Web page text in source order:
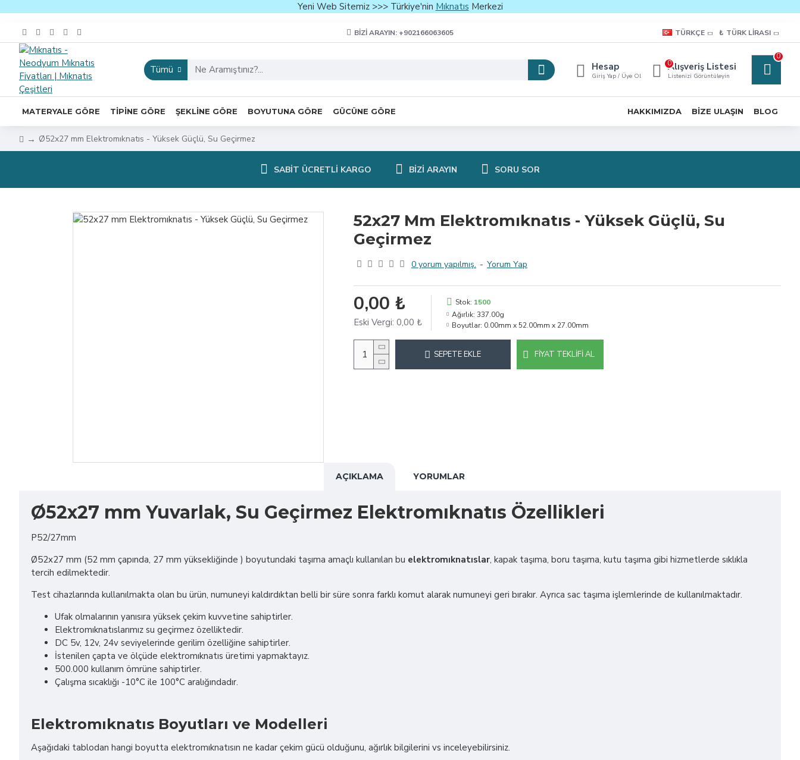
Yeni Web Sitemiz >>> Türkiye'nin Mıknatıs Merkezi
BIZI ARAYIN: +902166063605 TÜRKÇE ₺ TÜRK LIRASI
Tümü Hesap
Giriş Yap / Üye Ol
Alışveriş Listesi
Listenizi Görüntüleyin
0
0
MATERYALE GÖRE TIPINE GÖRE ŞEKLINE GÖRE BOYUTUNA GÖRE GÜCÜNE GÖRE HAKKIMIZDA BIZE ULAŞIN BLOG
Ø52x27 mm Elektromıknatıs - Yüksek Güçlü, Su Geçirmez
SABIT ÜCRETLI KARGO BIZI ARAYIN SORU SOR
52x27 Mm Elektromıknatıs - Yüksek Güçlü, Su
Geçirmez
0 yorum yapılmış. - Yorum Yap
0,00 ₺
Eski Vergi: 0,00 ₺
Stok: 1500
Ağırlık: 337.00g
Boyutlar: 0.00mm x 52.00mm x 27.00mm
SEPETE EKLE FIYAT TEKLIFI AL
AÇIKLAMA YORUMLAR
Ø52x27 mm Yuvarlak, Su Geçirmez Elektromıknatıs Özellikleri
P52/27mm
Ø52x27 mm (52 mm çapında, 27 mm yüksekliğinde ) boyutundaki taşıma amaçlı kullanılan bu elektromıknatıslar, kapak taşıma, boru taşıma, kutu taşıma gibi hizmetlerde sıklıkla
tercih edilmektedir.
Test cihazlarında kullanılmakta olan bu ürün, numuneyi kaldırdıktan belli bir süre sonra farklı komut alarak numuneyi geri bırakır. Ayrıca sac taşıma işlemlerinde de kullanılmaktadır.
Ufak olmalarının yanısıra yüksek çekim kuvvetine sahiptirler.
Elektromıknatıslarımız su geçirmez özelliktedir.
DC 5v, 12v, 24v seviyelerinde gerilim özelliğine sahiptirler.
İstenilen çapta ve ölçüde elektromıknatıs üretimi yapmaktayız.
500.000 kullanım ömrüne sahiptirler.
Çalışma sıcaklığı -10°C ile 100°C aralığındadır.
Elektromıknatıs Boyutları ve Modelleri
Aşağıdaki tablodan hangi boyutta elektromıknatısın ne kadar çekim gücü olduğunu, ağırlık bilgilerini vs inceleyebilirsiniz.